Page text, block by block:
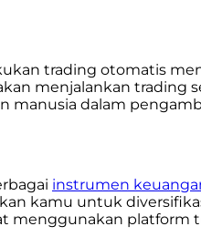
trading otomatis
menjalankan trading
manusia dalam
instrumen
kamu untuk
menggunakan platform